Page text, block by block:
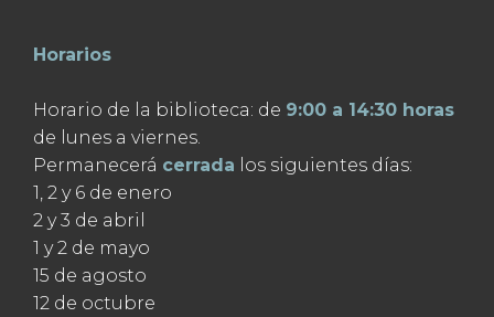
Horarios
Horario de la biblioteca: de 9:00 a 14:30 horas
de lunes a viernes.
Permanecerá cerrada los siguientes días:
1, 2 y 6 de enero
2 y 3 de abril
1 y 2 de mayo
15 de agosto
12 de octubre